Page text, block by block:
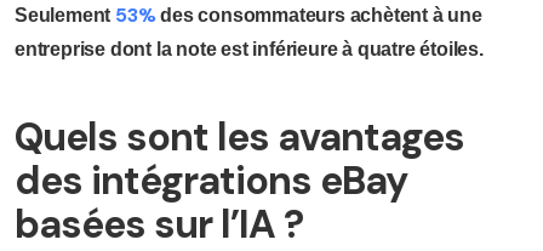
Seulement 53%des consommateurs achètent à une
entreprise dont la note est inférieure à quatre étoiles.
Quels sont les avantages
des intégrations eBay
basées sur l’IA ?